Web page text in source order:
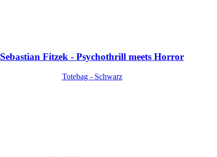
Sebastian Fitzek - Psychothrill meets Horror
Totebag - Schwarz